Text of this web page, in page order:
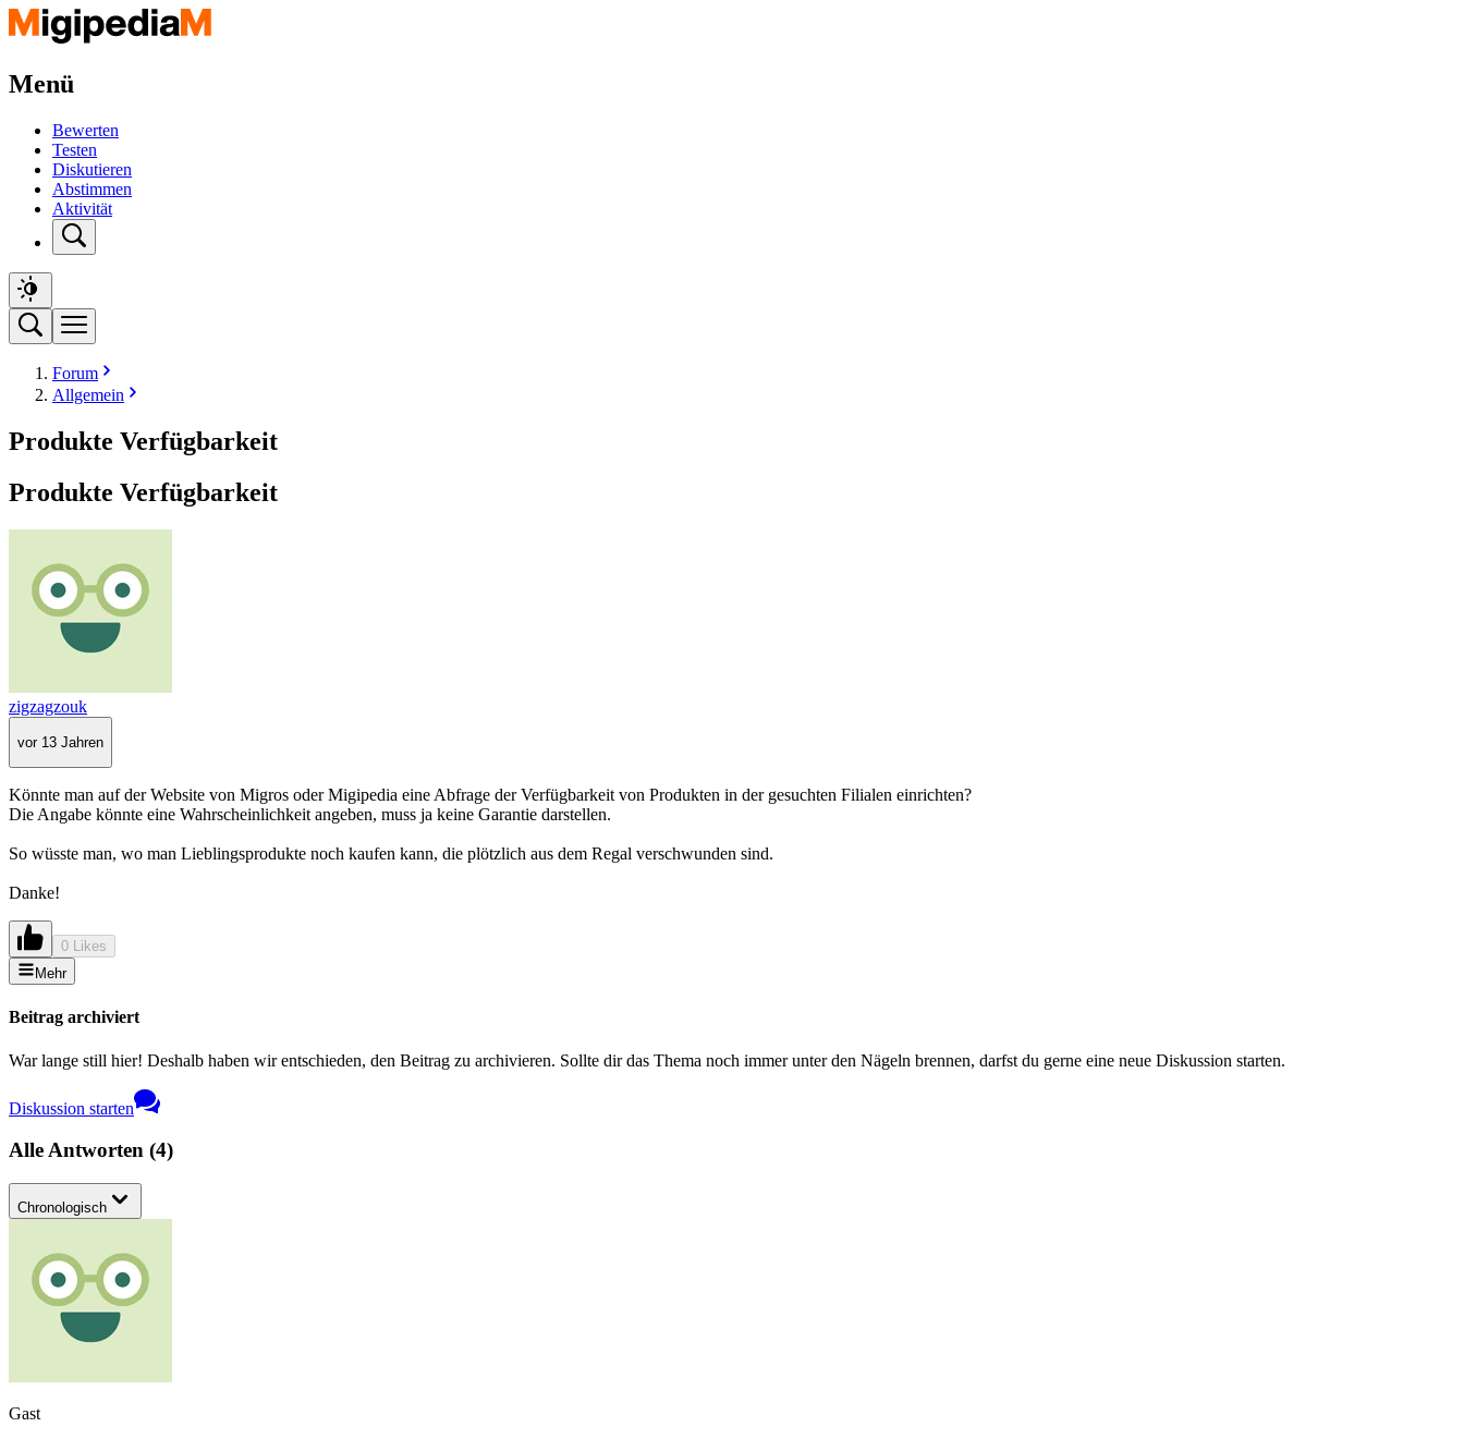
Menü
Bewerten
Testen
Diskutieren
Abstimmen
Aktivität
Forum
Allgemein
Produkte Verfügbarkeit
Produkte Verfügbarkeit
zigzagzouk
vor 13 Jahren
Könnte man auf der Website von Migros oder Migipedia eine Abfrage der Verfügbarkeit von Produkten in der gesuchten Filialen einrichten?
Die Angabe könnte eine Wahrscheinlichkeit angeben, muss ja keine Garantie darstellen.
So wüsste man, wo man Lieblingsprodukte noch kaufen kann, die plötzlich aus dem Regal verschwunden sind.
Danke!
0 Likes
Mehr
Beitrag archiviert
War lange still hier! Deshalb haben wir entschieden, den Beitrag zu archivieren. Sollte dir das Thema noch immer unter den Nägeln brennen, darfst du gerne eine neue Diskussion starten.
Diskussion starten
Alle Antworten (4)
Chronologisch
Gast